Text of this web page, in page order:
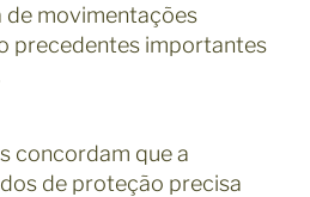
movimentações
precedentes importantes
concordam que a
de proteção precisa